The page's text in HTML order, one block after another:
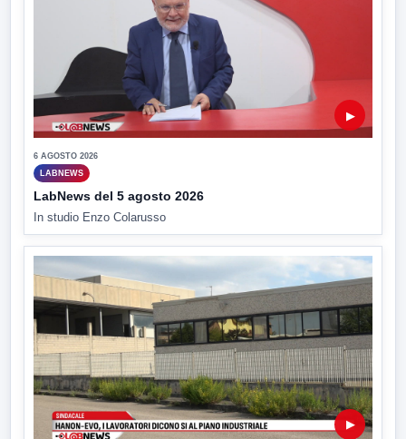
▶
6 AGOSTO 2026
LABNEWS
LabNews del 5 agosto 2026
In studio Enzo Colarusso
▶